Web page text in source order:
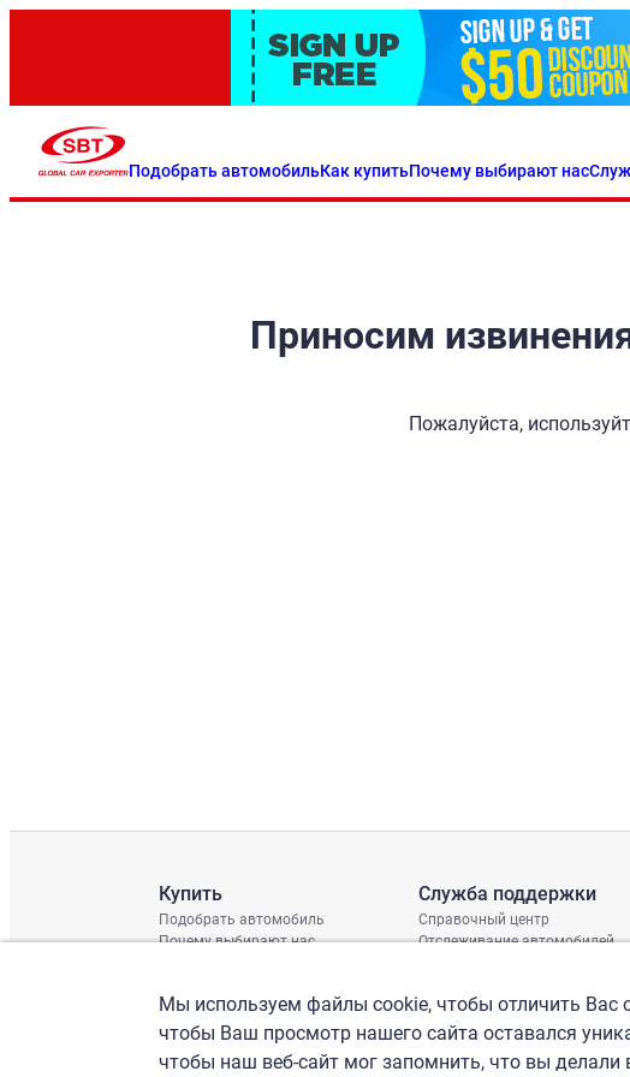
Подобрать автомобильКак купитьПочему выбирают нас
Приносим
Пожалуйста,
Купить
Подобрать автомобиль
Почему выбирают нас
Служба поддержки
Справочный центр
Отслеживание автомобилей
График доставки
Проверка шасси
Мы используем файлы cookie, чтобы отличить Вас
чтобы Ваш просмотр нашего сайта оставался
чтобы наш веб-сайт мог запомнить, что вы